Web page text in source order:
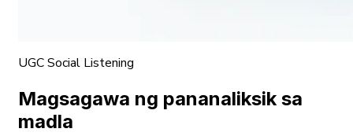
UGC Social Listening
Magsagawa ng pananaliksik sa
madla